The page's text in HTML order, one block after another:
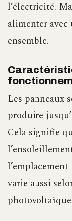
l’électricité.
alimenter avec
ensemble.
Les panneaux
produire
Cela signifie
varie aussi